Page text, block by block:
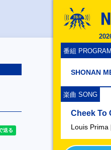
番組 PROGRAM
SHONAN
楽曲 SONG
Cheek To
Louis Prima